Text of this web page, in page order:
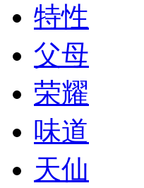
特性
父母
荣耀
味道
天仙